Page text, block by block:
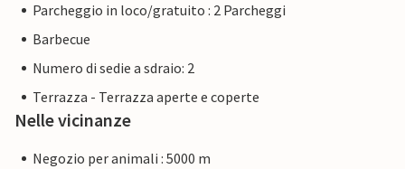
Parcheggio in loco/gratuito : 2 Parcheggi
Barbecue
Numero di sedie a sdraio: 2
Terrazza - Terrazza aperte e coperte
Nelle vicinanze
Negozio per animali : 5000 m